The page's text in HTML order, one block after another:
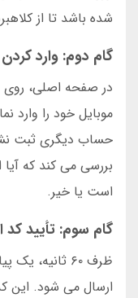
شده باشد تا از
گام دوم: وارد
در صفحه اصلی، روی
موبایل خود را وارد
حساب دیگری ثبت
بررسی می کند که
است یا خیر.
گام سوم: تأیید کد
ظرف ۶۰
ارسال می شود. این